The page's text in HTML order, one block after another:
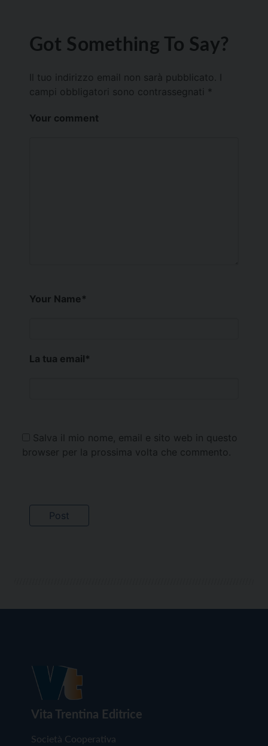
Got Something To Say?
Il tuo indirizzo email non sarà pubblicato.
campi obbligatori sono contrassegnati *
Your comment
Your Name*
La tua email*
Salva il mio nome, email e sito web in questo
browser per la prossima volta che commento.
Vita Trentina Editrice
Società Cooperativa